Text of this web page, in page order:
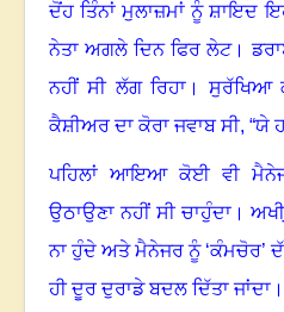
ਦੋਂਹ ਤਿੰਨਾਂ ਮੁਲਾਜ਼ਮਾਂ ਨੂੰ ਸ਼ਾਇਦ
ਨੇਤਾ ਅਗਲੇ ਦਿਨ ਫਿਰ ਲੇਟ।
ਨਹੀਂ ਸੀ ਲੱਗ ਰਿਹਾ। ਸੁਰੱਖਿਆ
ਕੈਸ਼ੀਅਰ ਦਾ ਕੋਰਾ ਜਵਾਬ ਸੀ, “ਯੇ
ਪਹਿਲਾਂ ਆਇਆ ਕੋਈ ਵੀ
ਉਠਾਉਣਾ ਨਹੀਂ ਸੀ ਚਾਹੁੰਦਾ।
ਨਾ ਹੁੰਦੇ ਅਤੇ ਮੈਨੇਜਰ ਨੂੰ ‘ਕੰਮਚੋਰ’
ਹੀ ਦੂਰ ਦੁਰਾਡੇ ਬਦਲ ਦਿੱਤਾ ਜਾਂਦਾ ।